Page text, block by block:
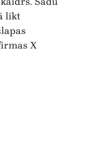
likt
X